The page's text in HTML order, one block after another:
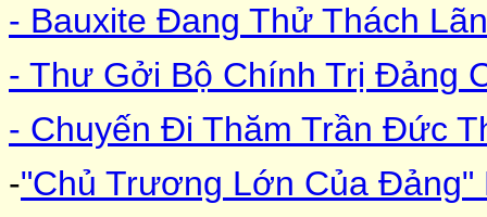
- Bauxite Đang Thử Thách
- Thư Gởi Bộ Chính Trị Đảng
- Chuyến Đi Thăm Trần Đức
-"Chủ Trương Lớn Của